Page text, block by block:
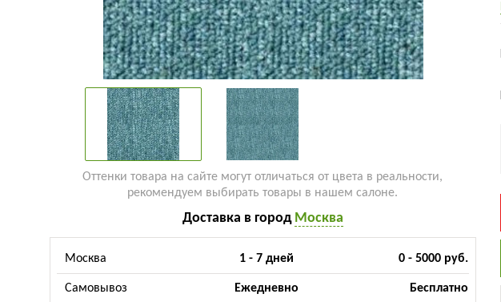
Оттенки товара на сайте могут отличаться от цвета в реальности,
рекомендуем выбирать товары в нашем салоне.
Доставка в город Москва
Москва 1 - 7 дней 0 - 5000 руб.
Самовывоз Ежедневно Бесплатно